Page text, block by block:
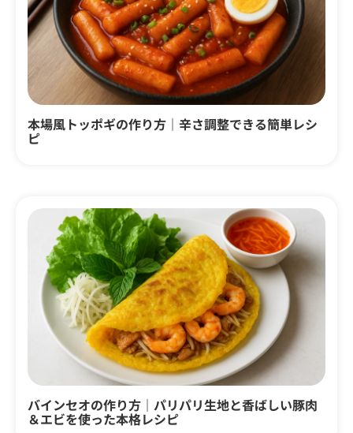
本場風トッポギの作り方｜辛さ調整できる簡単レシ
ピ
バインセオの作り方｜パリパリ生地と香ばしい豚肉
＆エビを使った本格レシピ